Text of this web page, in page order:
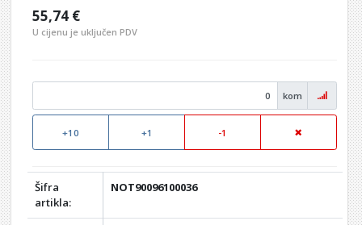
55,74 €
U cijenu je uključen PDV
kom
+10 +1 -1
Šifra
artikla:
NOT90096100036